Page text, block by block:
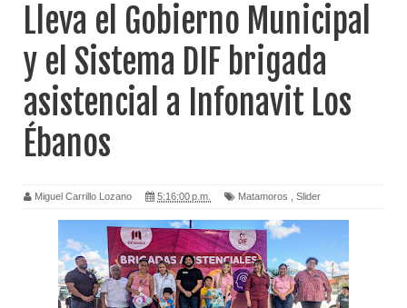
Lleva el Gobierno Municipal
y el Sistema DIF brigada
asistencial a Infonavit Los
Ébanos
Miguel Carrillo Lozano 5:16:00 p.m. Matamoros Slider